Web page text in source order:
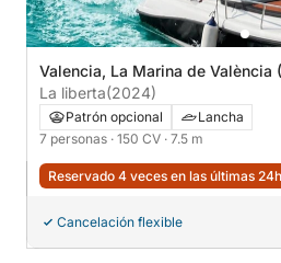
Valencia, La Marina de València
Carlos)
La liberta(2024)
Patrón opcional
Lancha
7 personas · 150 CV · 7.5 m
Reservado 4 veces en las últimas 24h
Cancelación flexible